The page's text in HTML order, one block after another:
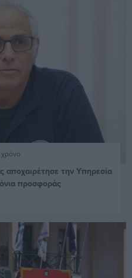
χρόνο
την Υπηρεσία
προσφοράς